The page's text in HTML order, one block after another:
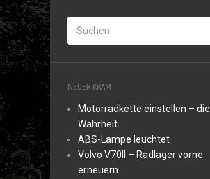
NEUER KRAM
Motorradkette einstellen – die
Wahrheit
ABS-Lampe leuchtet
Volvo V70II – Radlager vorne
erneuern